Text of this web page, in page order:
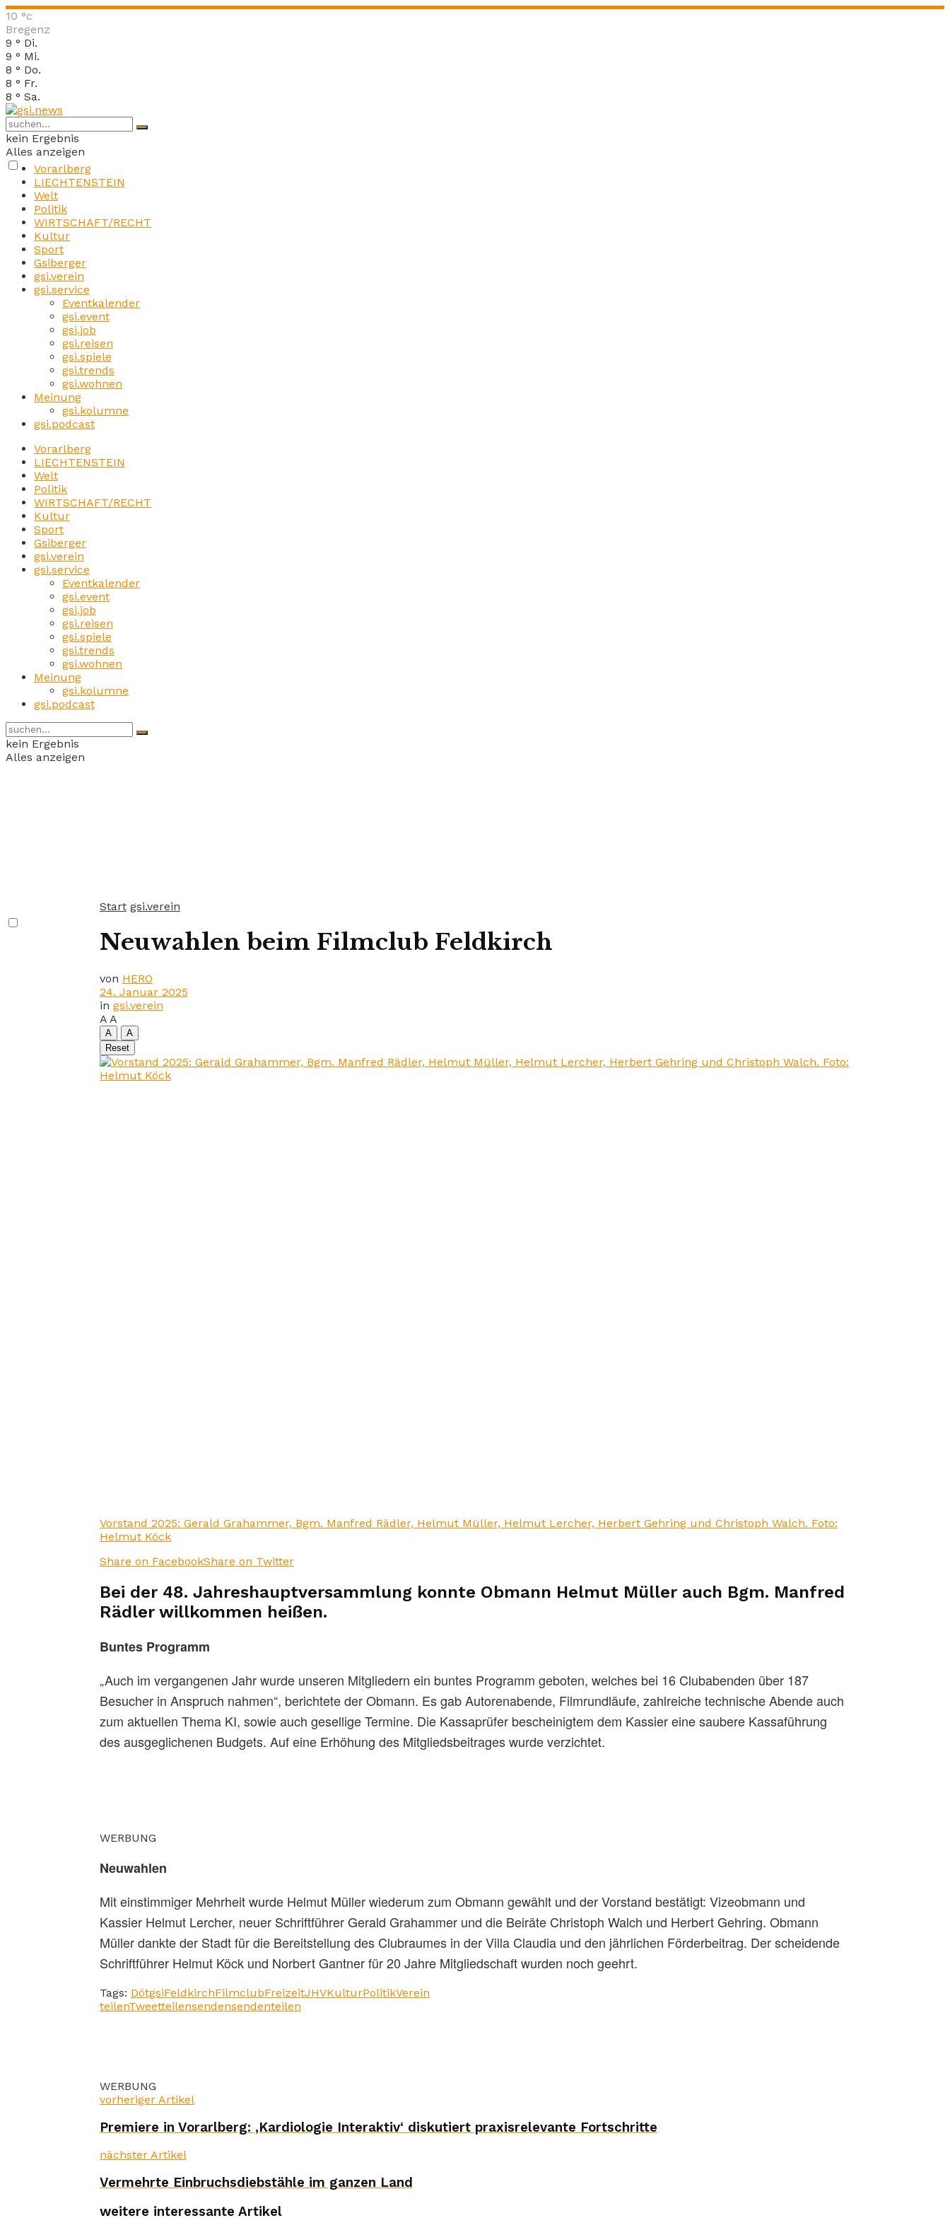
10 °c
Bregenz
9 ° Di.
9 ° Mi.
8 ° Do.
8 ° Fr.
8 ° Sa.
kein Ergebnis
Alles anzeigen
Vorarlberg
LIECHTENSTEIN
Welt
Politik
WIRTSCHAFT/RECHT
Kultur
Sport
Gsiberger
gsi.verein
gsi.service
Eventkalender
gsi.event
gsi.job
gsi.reisen
gsi.spiele
gsi.trends
gsi.wohnen
Meinung
gsi.kolumne
gsi.podcast
Vorarlberg
LIECHTENSTEIN
Welt
Politik
WIRTSCHAFT/RECHT
Kultur
Sport
Gsiberger
gsi.verein
gsi.service
Eventkalender
gsi.event
gsi.job
gsi.reisen
gsi.spiele
gsi.trends
gsi.wohnen
Meinung
gsi.kolumne
gsi.podcast
kein Ergebnis
Alles anzeigen
Start gsi.verein
Neuwahlen beim Filmclub Feldkirch
von HERO
24. Januar 2025
in gsi.verein
A A
A
A
Reset
Vorstand 2025: Gerald Grahammer, Bgm. Manfred Rädler, Helmut Müller, Helmut Lercher, Herbert Gehring und Christoph Walch. Foto:
Helmut Köck
Share on FacebookShare on Twitter
Bei der 48. Jahreshauptversammlung konnte Obmann Helmut Müllerauch Bgm. Manfred
Rädlerwillkommen heißen.
Buntes Programm
„Auch im vergangenen Jahr wurde unseren Mitgliedern ein buntes Programm geboten, welches bei 16 Clubabenden über 187
Besucher in Anspruch nahmen“, berichtete der Obmann. Es gab Autorenabende, Filmrundläufe, zahlreiche technische Abende auch
zum aktuellen Thema KI, sowie auch gesellige Termine. Die Kassaprüfer bescheinigtem dem Kassier eine saubere Kassaführung
des ausgeglichenen Budgets. Auf eine Erhöhung des Mitgliedsbeitrages wurde verzichtet.
WERBUNG
Neuwahlen
Mit einstimmiger Mehrheit wurde Helmut Müller wiederum zum Obmann gewählt und der Vorstand bestätigt: Vizeobmann und
Kassier Helmut Lercher, neuer Schriftführer Gerald Grahammer und die Beiräte Christoph Walch und Herbert Gehring. Obmann
Müller dankte der Stadt für die Bereitstellung des Clubraumes in der Villa Claudia und den jährlichen Förderbeitrag. Der scheidende
Schriftführer Helmut Köck und Norbert Gantner für 20 Jahre Mitgliedschaft wurden noch geehrt.
Tags: DötgsiFeldkirchFilmclubFreizeitJHVKulturPolitikVerein
teilenTweetteilensendensendenteilen
WERBUNG
vorheriger Artikel
Premiere in Vorarlberg: ‚Kardiologie Interaktiv‘ diskutiert praxisrelevante Fortschritte
nächster Artikel
Vermehrte Einbruchsdiebstähle im ganzen Land
weitere interessante Artikel